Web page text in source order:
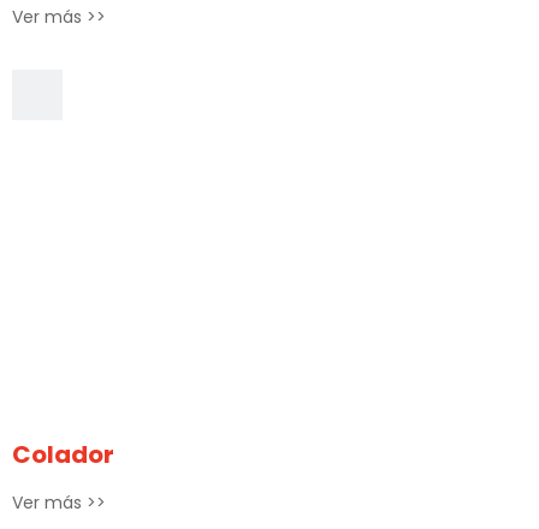
Ver más >>
Colador
Ver más >>